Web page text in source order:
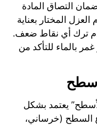
التصاق المادة
المختار بعناية
ترك أي نقاط ضعف.
غمر بالماء للتأكد من
يعتمد بشكل
السطح (خرساني،